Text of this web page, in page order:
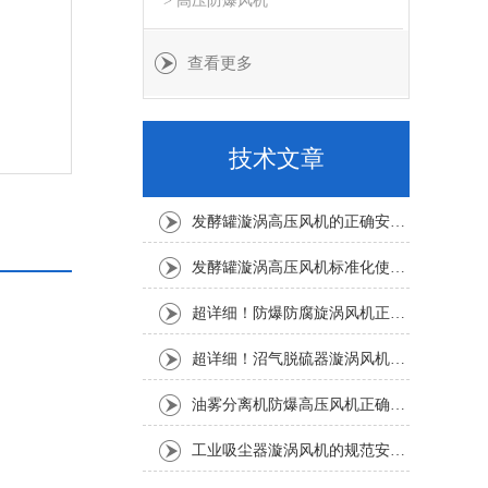
查看更多
技术文章
发酵罐漩涡高压风机的正确安装方法全解析，新手也能轻松上手
发酵罐漩涡高压风机标准化使用规范与运维技术要点
超详细！防爆防腐旋涡风机正确安装步骤全指南
超详细！沼气脱硫器漩涡风机正确安装步骤全指南
油雾分离机防爆高压风机正确安装方法及关键要点专业分享
工业吸尘器漩涡风机的规范安装流程与方法详解